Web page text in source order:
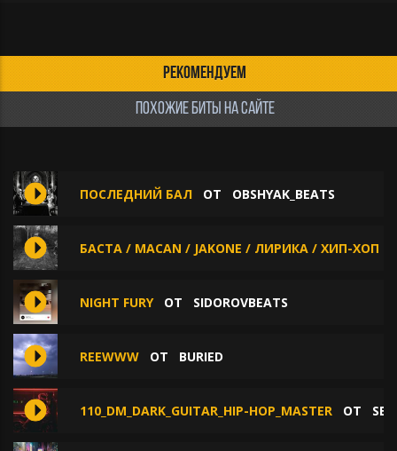
РЕКОМЕНДУЕМ
ПОХОЖИЕ БИТЫ НА САЙТЕ
ПОСЛЕДНИЙ БАЛ ОТ OBSHYAK_BEATS
БАСТА / MACAN / JAKONE / ЛИРИКА / ХИП-ХОП
NIGHT FURY ОТ SIDOROVBEATS
REEWWW ОТ BURIED
110_DM_DARK_GUITAR_HIP-HOP_MASTER ОТ